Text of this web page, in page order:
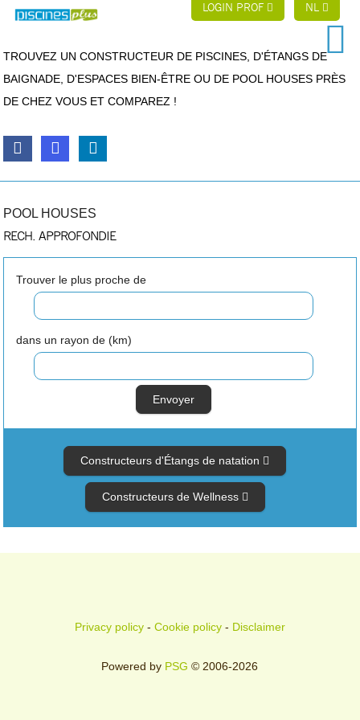
LOGIN PROF NL
TROUVEZ UN CONSTRUCTEUR DE PISCINES, D'ÉTANGS DE
BAIGNADE, D'ESPACES BIEN-ÊTRE OU DE POOL HOUSES PRÈS
DE CHEZ VOUS ET COMPAREZ !
POOL HOUSES
RECH. APPROFONDIE
Trouver le plus proche de
dans un rayon de (km)
Constructeurs d'Étangs de natation
Constructeurs de Wellness
Privacy policy- Cookie policy- Disclaimer
Powered by PSG © 2006-2026